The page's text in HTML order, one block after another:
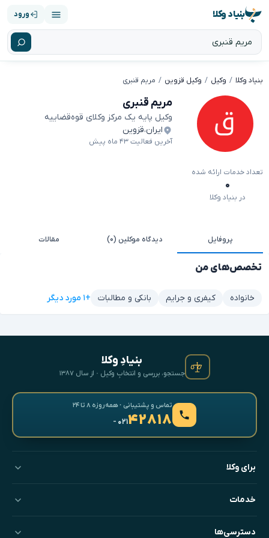
بنیاد وکلا ورود
بنیاد وکلا وکیل وکیل قزوین مریم قنبری
مریم قنبری
وکیل پایه یک مرکز وکلای قوه‌قضاییه
ایران،قزوین
آخرین فعالیت ۴۳ ماه پیش
تعداد خدمات ارائه شده
۰
در بنیاد وکلا
پروفایل دیدگاه موکلین (۰) مقالات
تخصص‌های من
خانواده کیفری و جرایم بانکی و مطالبات +۱ مورد دیگر
بنیادِ وکلا
جستجو، بررسی و انتخابِ وکیل · از سال ۱۳۸۷
تماس و پشتیبانی · همه‌روزه ۸ تا ۲۴
۴۲۸۱۸- ۰۲۱
برای وکلا
خدمات
دسترسی‌ها